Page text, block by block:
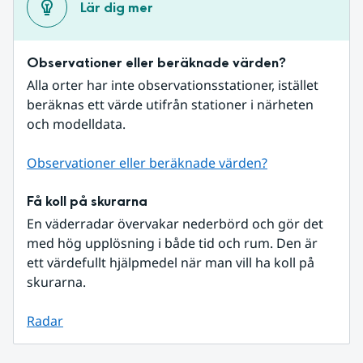
Lär dig mer
Observationer eller beräknade värden?
Alla orter har inte observationsstationer, istället
beräknas ett värde utifrån stationer i närheten
och modelldata.
Observationer eller beräknade värden?
Få koll på skurarna
En väderradar övervakar nederbörd och gör det
med hög upplösning i både tid och rum. Den är
ett värdefullt hjälpmedel när man vill ha koll på
skurarna.
Radar